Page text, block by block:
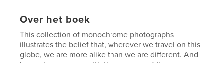
Over het boek
This collection of monochrome photographs
illustrates the belief that, wherever we travel on this
globe, we are more alike than we are different. And